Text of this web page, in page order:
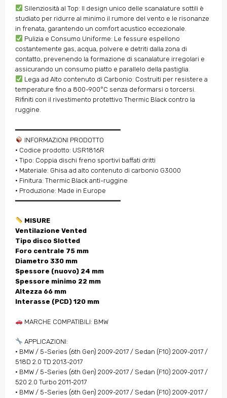
Silenziosità al Top: Il design unico delle scanalature sottili è
studiato per ridurre al minimo il rumore del vento e le risonanze
in frenata, garantendo un comfort acustico eccezionale.
Pulizia e Consumo Uniforme: Le fessure espellono
costantemente gas, acqua, polvere e detriti dalla zona di
contatto, prevenendo la formazione di scanalature irregolari e
assicurando un consumo piatto e parallelo della pastiglia.
Lega ad Alto contenuto di Carbonio: Costruiti per resistere a
temperature fino a 800-900°C senza deformarsi o torcersi.
Rifiniti con il rivestimento protettivo Thermic Black contro la
ruggine.
━━━━━━━━━━━━━━━━━━━━━━━━━━
INFORMAZIONI PRODOTTO
• Codice prodotto: USR1816R
• Tipo: Coppia dischi freno sportivi baffati dritti
• Materiale: Ghisa ad alto contenuto di carbonio G3000
• Finitura: Thermic Black anti-ruggine
• Produzione: Made in Europe
━━━━━━━━━━━━━━━━━━━━━━━━━━
MISURE
Ventilazione Vented
Tipo disco Slotted
Foro centrale 75 mm
Diametro 330 mm
Spessore (nuovo) 24 mm
Spessore minimo 22 mm
Altezza 66 mm
Interasse (PCD) 120 mm
MARCHE COMPATIBILI: BMW
APPLICAZIONI:
• BMW / 5-Series (6th Gen) 2009-2017 / Sedan (F10) 2009-2017 /
518D 2.0 TD 2013-2017
• BMW / 5-Series (6th Gen) 2009-2017 / Sedan (F10) 2009-2017 /
520 2.0 Turbo 2011-2017
• BMW / 5-Series (6th Gen) 2009-2017 / Sedan (F10) 2009-2017 /